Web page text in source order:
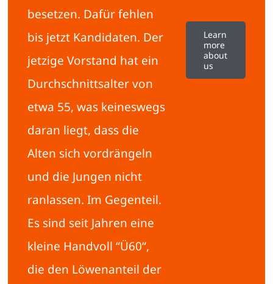
besetzen. Dafür fehlen
bis jetzt Kandidaten. Der
jetzige Vorstand hat ein
Durchschnittsalter von
etwa 55, was keineswegs
daran liegt, dass die
Alten sich vordrängeln
und die Jungen nicht
ranlassen. Im Gegenteil.
Es sind seit Jahren eine
kleine Handvoll “Ü60“,
die den Löwenanteil der
Learn
more
about
us